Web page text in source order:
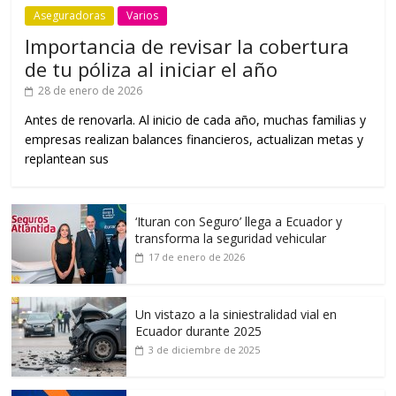
Aseguradoras Varios
Importancia de revisar la cobertura
de tu póliza al iniciar el año
28 de enero de 2026
Antes de renovarla. Al inicio de cada año, muchas familias y
empresas realizan balances financieros, actualizan metas y
replantean sus
‘Ituran con Seguro’ llega a Ecuador y
transforma la seguridad vehicular
17 de enero de 2026
Un vistazo a la siniestralidad vial en
Ecuador durante 2025
3 de diciembre de 2025